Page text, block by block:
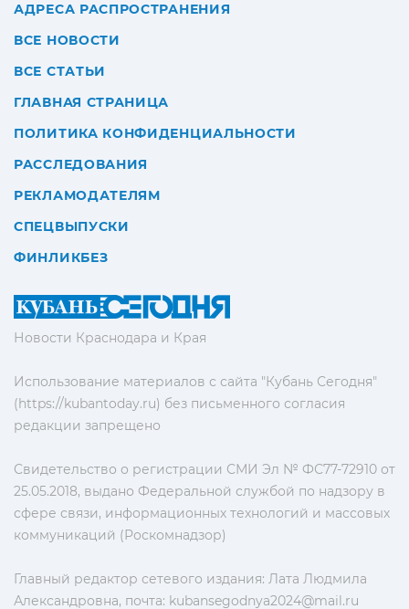
Новости Краснодара и Края
Использование материалов с сайта "Кубань Сегодня"
(https://kubantoday.ru) без письменного согласия
редакции запрещено
Свидетельство о регистрации СМИ Эл № ФС77-72910 от
25.05.2018, выдано Федеральной службой по надзору в
сфере связи, информационных технологий и массовых
коммуникаций (Роскомнадзор)
Главный редактор сетевого издания: Лата Людмила
Александровна, почта: kubansegodnya2024@mail.ru
АДРЕСА РАСПРОСТРАНЕНИЯ
ВСЕ НОВОСТИ
ВСЕ СТАТЬИ
ГЛАВНАЯ СТРАНИЦА
ПОЛИТИКА КОНФИДЕНЦИАЛЬНОСТИ
РАССЛЕДОВАНИЯ
РЕКЛАМОДАТЕЛЯМ
СПЕЦВЫПУСКИ
ФИНЛИКБЕЗ